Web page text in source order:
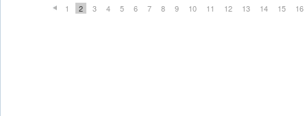
1 2 3 4 5 6 7 8 9 10 11 12 13 14 15 16